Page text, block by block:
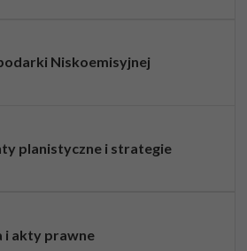
Niskoemisyjnej
planistyczne i strategie
i akty prawne